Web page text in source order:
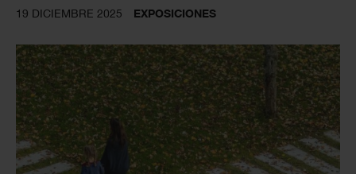
19 DICIEMBRE 2025 EXPOSICIONES